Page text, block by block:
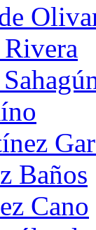
Baños
Cano